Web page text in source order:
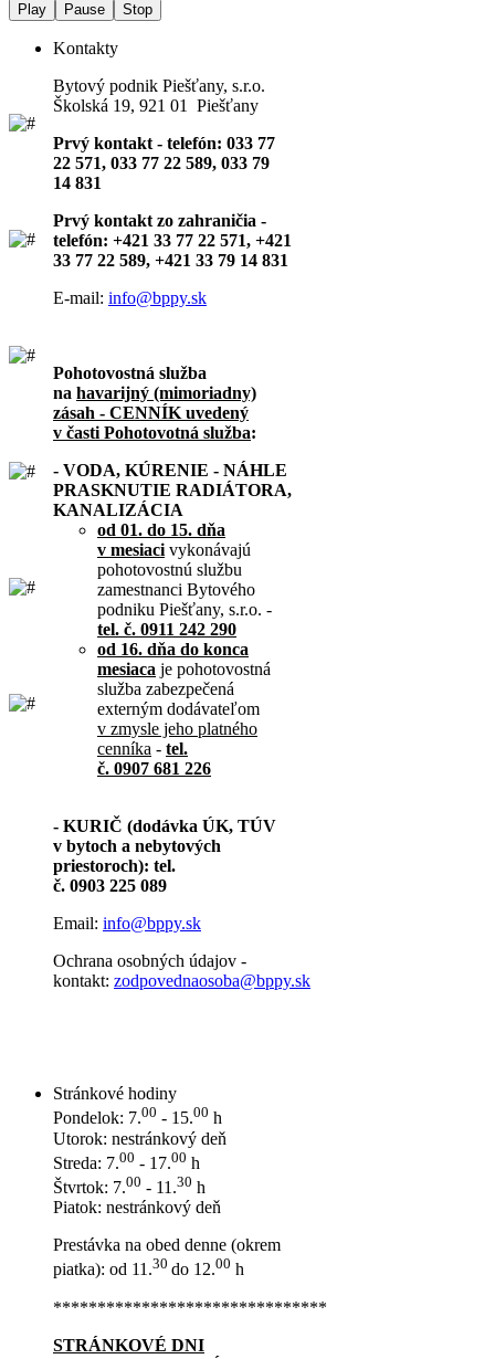
Play Pause Stop
Kontakty
Bytový podnik Piešťany, s.r.o.
Školská 19, 921 01 Piešťany
Prvý kontakt - telefón: 033 77
22 571, 033 77 22 589, 033 79
14 831
Prvý kontakt zo zahraničia -
telefón: +421 33 77 22 571, +421
33 77 22 589, +421 33 79 14 831
E-mail: info@bppy.sk
Pohotovostná služba
na havarijný (mimoriadny)
zásah - CENNÍK uvedený
v časti Pohotovotná služba:
- VODA, KÚRENIE - NÁHLE
PRASKNUTIE RADIÁTORA,
KANALIZÁCIA
od 01. do 15. dňa
v mesiaci vykonávajú
pohotovostnú službu
zamestnanci Bytového
podniku Piešťany, s.r.o. -
tel. č. 0911 242 290
od 16. dňa do konca
mesiaca je pohotovostná
služba zabezpečená
externým dodávateľom
v zmysle jeho platného
cenníka - tel.
č. 0907 681 226
- KURIČ (dodávka ÚK, TÚV
v bytoch a nebytových
priestoroch): tel.
č. 0903 225 089
Email: info@bppy.sk
Ochrana osobných údajov -
kontakt: zodpovednaosoba@bppy.sk
Stránkové hodiny
Pondelok: 7.00 - 15.00 h
Utorok: nestránkový deň
Streda: 7.00 - 17.00 h
Štvrtok: 7.00 - 11.30 h
Piatok: nestránkový deň
Prestávka na obed denne (okrem
piatka): od 11.30 do 12.00 h
*******************************
STRÁNKOVÉ DNI